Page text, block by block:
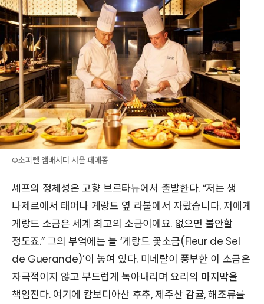
©소피텔 앰배서더 서울 페메종
셰프의 정체성은 고향 브르타뉴에서 출발한다. “저는 생
나제르에서 태어나 게랑드 옆 라불에서 자랐습니다. 저에게
게랑드 소금은 세계 최고의 소금이에요. 없으면 불안할
정도죠.” 그의 부엌에는 늘 ‘게랑드 꽃소금(Fleur de Sel
de Guerande)’이 놓여 있다. 미네랄이 풍부한 이 소금은
자극적이지 않고 부드럽게 녹아내리며 요리의 마지막을
책임진다. 여기에 캄보디아산 후추, 제주산 감귤, 해조류를